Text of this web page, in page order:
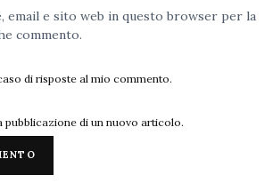
email e sito web in questo browser per la
commento.
di risposte al mio commento.
pubblicazione di un nuovo articolo.